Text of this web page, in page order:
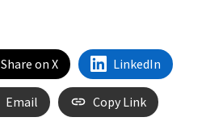
Share on X LinkedIn
Email Copy Link